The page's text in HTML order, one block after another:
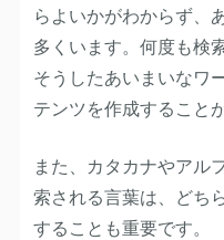
らよいかがわからず、
多くいます。何度も検
そうしたあいまいなワ
テンツを作成すること
また、カタカナやアル
索される言葉は、どち
することも重要です。